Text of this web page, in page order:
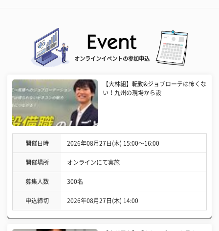
オンラインイベントの参加申込
【大林組】転勤&ジョブローテは怖くな
い！九州の現場から設
開催日時 2026年08月27日(木) 15:00〜16:00
開催場所 オンラインにて実施
募集人数 300名
申込締切 2026年08月27日(木) 14:00